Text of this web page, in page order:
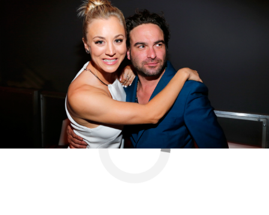
The Big Bang Theory Kaley Cuoco